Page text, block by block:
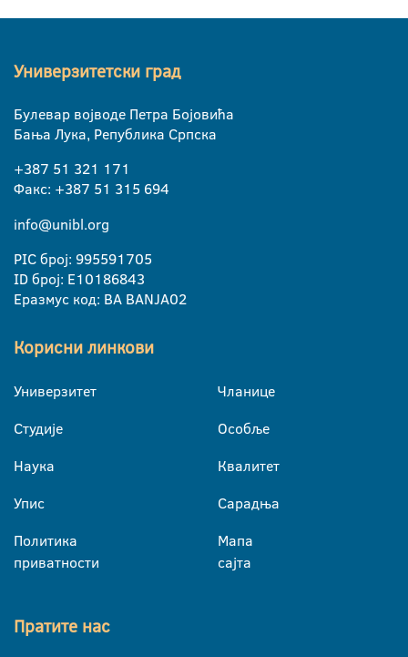
Универзитетски град
Булевар војводе Петра Бојовића
Бања Лука, Република Српска
+387 51 321 171
Факс: +387 51 315 694
info@unibl.org
PIC број: 995591705
ID број: E10186843
Еразмус код: BA BANJA02
Корисни линкови
Универзитет
Студије
Наука
Упис
Политика
приватности
Чланице
Особље
Квалитет
Сарадња
Мапа
сајта
Пратите нас